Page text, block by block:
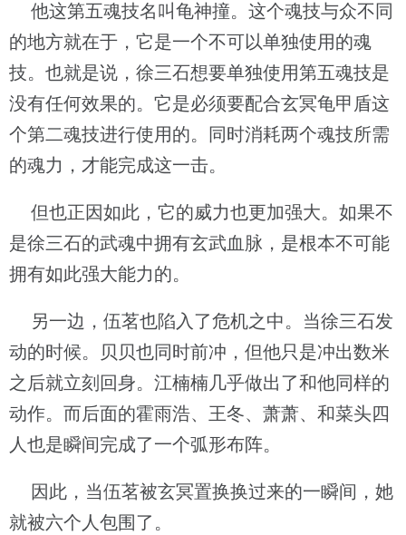
他这第五魂技名叫龟神撞。这个魂技与众不同
的地方就在于，它是一个不可以单独使用的魂
技。也就是说，徐三石想要单独使用第五魂技是
没有任何效果的。它是必须要配合玄冥龟甲盾这
个第二魂技进行使用的。同时消耗两个魂技所需
的魂力，才能完成这一击。
但也正因如此，它的威力也更加强大。如果不
是徐三石的武魂中拥有玄武血脉，是根本不可能
拥有如此强大能力的。
另一边，伍茗也陷入了危机之中。当徐三石发
动的时候。贝贝也同时前冲，但他只是冲出数米
之后就立刻回身。江楠楠几乎做出了和他同样的
动作。而后面的霍雨浩、王冬、萧萧、和菜头四
人也是瞬间完成了一个弧形布阵。
因此，当伍茗被玄冥置换换过来的一瞬间，她
就被六个人包围了。